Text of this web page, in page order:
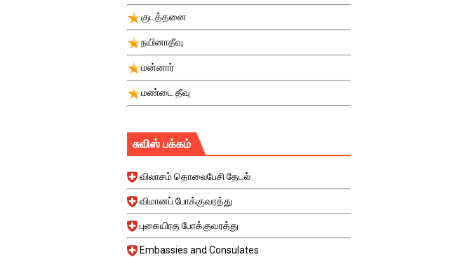
குடத்தனை
நயினாதீவு
மன்னார்
மண்டை தீவு
சுவிஸ் பக்கம்
விலாசம் தொலைபேசி தேடல்
விமானப் போக்குவரத்து
புகையிரத போக்குவரத்து
Embassies and Consulates